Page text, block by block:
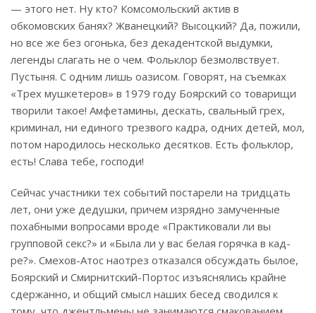
— этого нет. Ну кто? Комсомольский актив в
обкомовских банях? Жванецкий? Высоцкий? Да, пожили,
но все же без огонька, без декадентской выдумки,
легенды слагать не о чем. Фольклор безмолвствует.
Пустыня. С одним лишь оазисом. Говорят, на съемках
«Трех мушкетеров» в 1979 году Боярский со товарищи
творили такое! Амфетамины, дескать, свальный грех,
криминал, ни единого трезвого кадра, одних детей, мол,
потом народилось несколько десятков. Есть фольклор,
есть! Слава тебе, господи!
Сейчас участники тех событий постарели на тридцать
лет, они уже дедушки, причем изрядно замученные
похабными вопросами вроде «Практиковали ли вы
групповой секс?» и «Была ли у вас белая горячка в кад­
ре?». Смехов-Атос наотрез отказался обсуждать былое,
Боярский и Смирнитский-Портос изъяснялись крайне
сдержанно, и общий смысл наших бесед сводился к